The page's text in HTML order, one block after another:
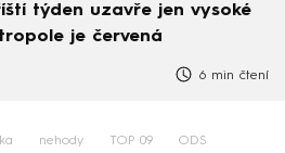
týden uzavře jen vysoké
je červená
6 min čtení
nehody TOP 09 ODS